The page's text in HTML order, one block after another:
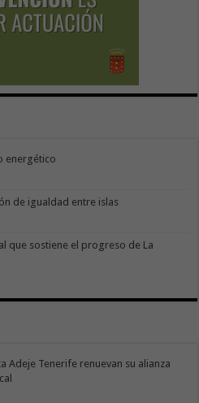
energético
de igualdad entre islas
que sostiene el progreso de La
Adeje Tenerife renuevan su alianza